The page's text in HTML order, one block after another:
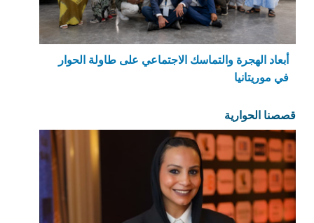
أبعاد الهجرة والتماسك الاجتماعي على طاولة الحوار
في موريتانيا
قصصنا الحوارية